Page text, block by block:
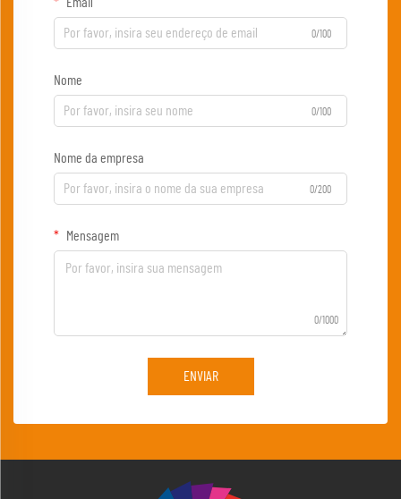
Email
0/100
Nome
0/100
Nome da empresa
0/200
Mensagem
0/1000
ENVIAR